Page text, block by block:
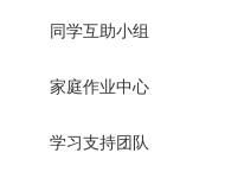
同学互助小组
家庭作业中心
学习支持团队